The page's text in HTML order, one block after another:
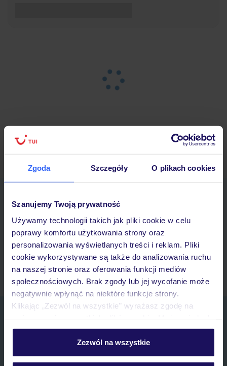
Zgoda Szczegóły O plikach cookies
Szanujemy Twoją prywatność
Używamy technologii takich jak pliki cookie w celu
poprawy komfortu użytkowania strony oraz
personalizowania wyświetlanych treści i reklam. Pliki
cookie wykorzystywane są także do analizowania ruchu
na naszej stronie oraz oferowania funkcji mediów
społecznościowych. Brak zgody lub jej wycofanie może
negatywnie wpłynąć na niektóre funkcje strony.
Klikając „Zezwól na wszystkie” wyrażasz zgodę na
personalizować swój wybór wchodząc w zakładkę
Szczegółowe informacje o plikach cookie znajdziesz
Zezwól na wszystkie
Strona główna
Szybkie wyszukiwanie i przeglądanie ofert
Lista ulubionych ofert i możliwość ich udostępniania
Historia wyszukiwań i ostatnio oglądanych ofert
Kontakt z TUI i wszystkie informacje o Twojej rezerwacji w
myTUI
E-MAIL*